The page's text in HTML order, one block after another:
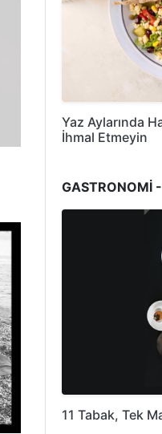
Yaz Aylarında
İhmal Etmeyin
GASTRONOMİ
11 Tabak, Tek